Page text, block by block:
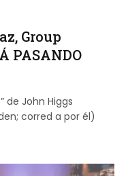
Group
PASANDO
de John Higgs
corred a por él)